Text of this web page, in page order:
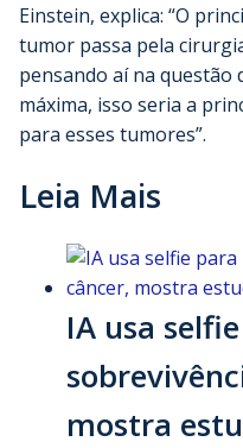
Einstein, explica: “O
tumor passa pela
pensando aí na questão
máxima, isso seria a
para esses tumores”.
Leia Mais
IA usa
mostra